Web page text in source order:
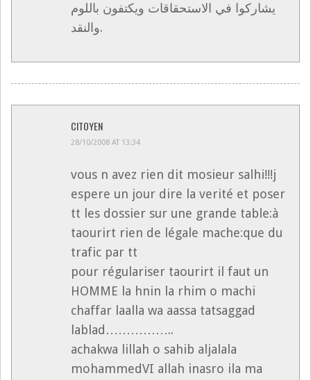
يشاركوا في الاستحقاقات ويكتفون باللوم
والنقد.
CITOYEN
28/10/2008 AT 13:34
vous n avez rien dit mosieur salhi!!!j
espere un jour dire la verité et poser
tt les dossier sur une grande table:à
taourirt rien de légale mache:que du
trafic par tt
pour régulariser taourirt il faut un
HOMME la hnin la rhim o machi
chaffar laalla wa aassa tatsaggad
lablad……………..
achakwa lillah o sahib aljalala
mohammedVI allah inasro ila ma